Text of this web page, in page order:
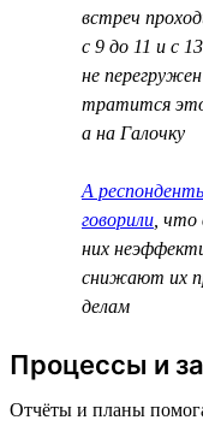
встреч
с 9 до 11 и с
не
тратится
а на Галочку
А
говорили ,
них
снижают их
делам
Процессы и
Отчёты и планы